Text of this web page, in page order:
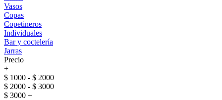
Vasos
Copas
Copetineros
Individuales
Bar y coctelería
Jarras
Precio
+
$ 1000 - $ 2000
$ 2000 - $ 3000
$ 3000 +